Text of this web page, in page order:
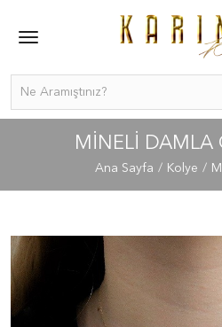
MINELI DAMLA
Ana Sayfa Kolye